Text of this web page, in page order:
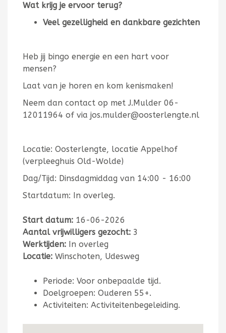
Wat krijg je ervoor terug?
Veel gezelligheid en dankbare gezichten
Heb jij bingo energie en een hart voor
mensen?
Laat van je horen en kom kenismaken!
Neem dan contact op met J.Mulder 06-
12011964 of via jos.mulder@oosterlengte.nl
Locatie: Oosterlengte, locatie Appelhof
(verpleeghuis Old-Wolde)
Dag/Tijd: Dinsdagmiddag van 14:00 - 16:00
Startdatum: In overleg.
Start datum: 16-06-2026
Aantal vrijwilligers gezocht: 3
Werktijden: In overleg
Locatie: Winschoten, Udesweg
Periode: Voor onbepaalde tijd.
Doelgroepen: Ouderen 55+.
Activiteiten: Activiteitenbegeleiding.